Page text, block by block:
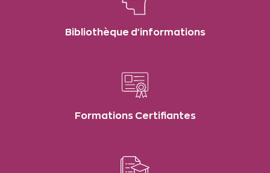
Bibliothèque d'informations
Formations Certifiantes